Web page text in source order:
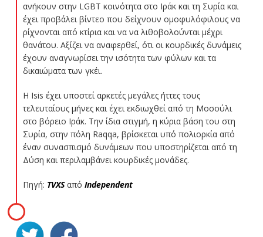
ανήκουν στην LGBT κοινότητα στο Ιράκ και τη Συρία και
έχει προβάλει βίντεο που δείχνουν ομοφυλόφιλους να
ρίχνονται από κτίρια και να να λιθοβολούνται μέχρι
θανάτου. Αξίζει να αναφερθεί, ότι οι κουρδικές δυνάμεις
έχουν αναγνωρίσει την ισότητα των φύλων και τα
δικαιώματα των γκέι.
Η Isis έχει υποστεί αρκετές μεγάλες ήττες τους
τελευταίους μήνες και έχει εκδιωχθεί από τη Μοσούλι
στο βόρειο Ιράκ. Την ίδια στιγμή, η κύρια βάση του στη
Συρία, στην πόλη Raqqa, βρίσκεται υπό πολιορκία από
έναν συνασπισμό δυνάμεων που υποστηρίζεται από τη
Δύση και περιλαμβάνει κουρδικές μονάδες.
Πηγή: TVXSαπό Independent